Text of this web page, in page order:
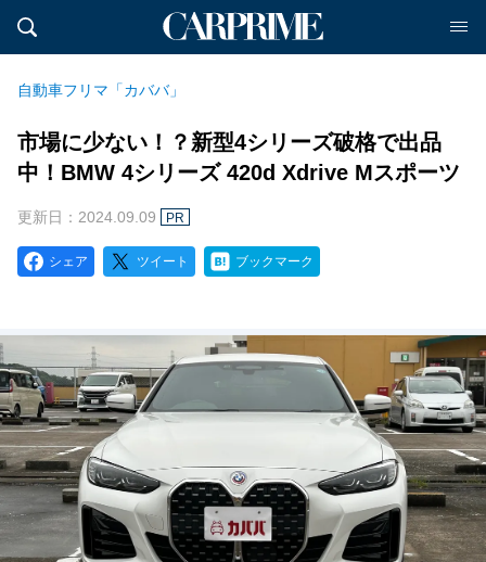
自動車フリマ「カババ」
市場に少ない！？新型4シリーズ破格で出品
中！BMW 4シリーズ 420d Xdrive Mスポーツ
更新日：2024.09.09 PR
シェア ツイート ブックマーク